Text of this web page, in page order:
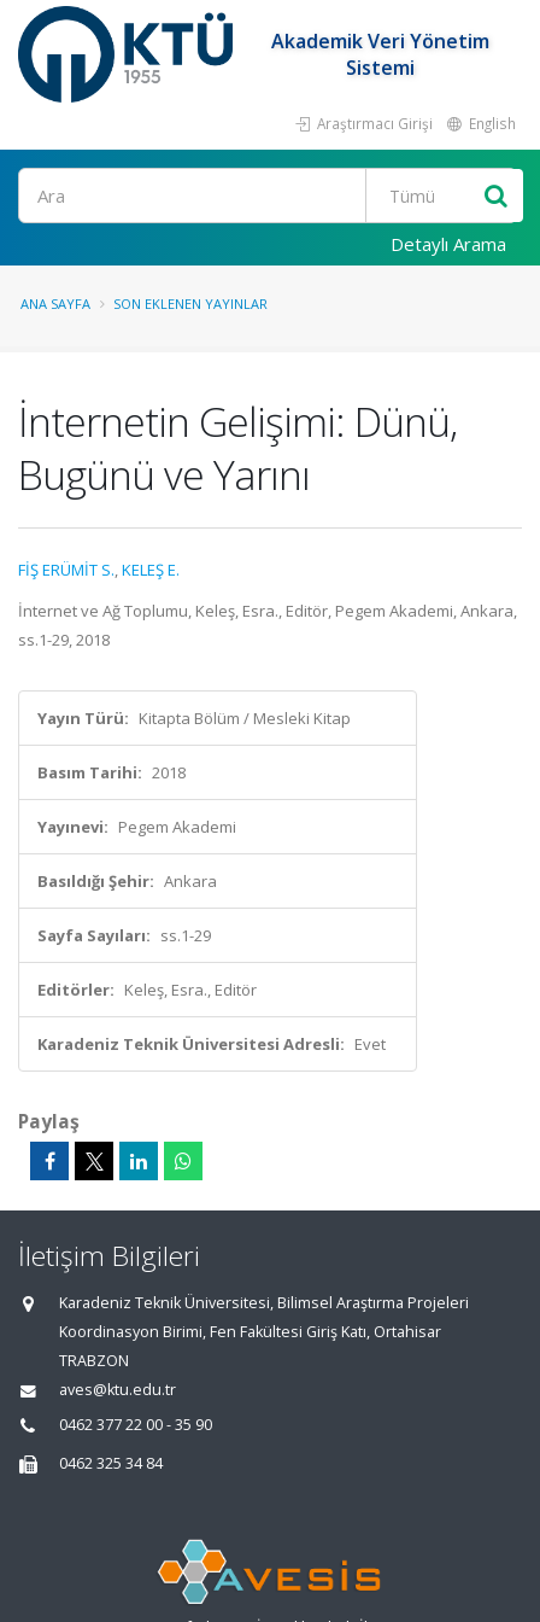
Akademik Veri Yönetim
Sistemi
Araştırmacı Girişi English
Ara
Detaylı Arama
ANA SAYFA SON EKLENEN YAYINLAR
İnternetin Gelişimi: Dünü,
Bugünü ve Yarını
FİŞ ERÜMİT S.,KELEŞ E.
İnternet ve Ağ Toplumu, Keleş, Esra., Editör, Pegem Akademi, Ankara,
ss.1-29, 2018
Yayın Türü: Kitapta Bölüm / Mesleki Kitap
Basım Tarihi: 2018
Yayınevi: Pegem Akademi
Basıldığı Şehir: Ankara
Sayfa Sayıları: ss.1-29
Editörler: Keleş, Esra., Editör
Karadeniz Teknik Üniversitesi Adresli: Evet
Paylaş
İletişim Bilgileri
Karadeniz Teknik Üniversitesi, Bilimsel Araştırma Projeleri
Koordinasyon Birimi, Fen Fakültesi Giriş Katı, Ortahisar
TRABZON
aves@ktu.edu.tr
0462 377 22 00 - 35 90
0462 325 34 84